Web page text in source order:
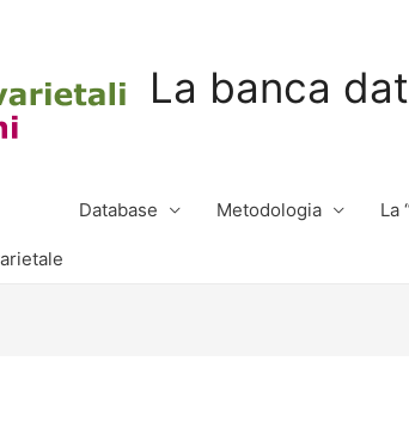
La banca
Database Metodologia La